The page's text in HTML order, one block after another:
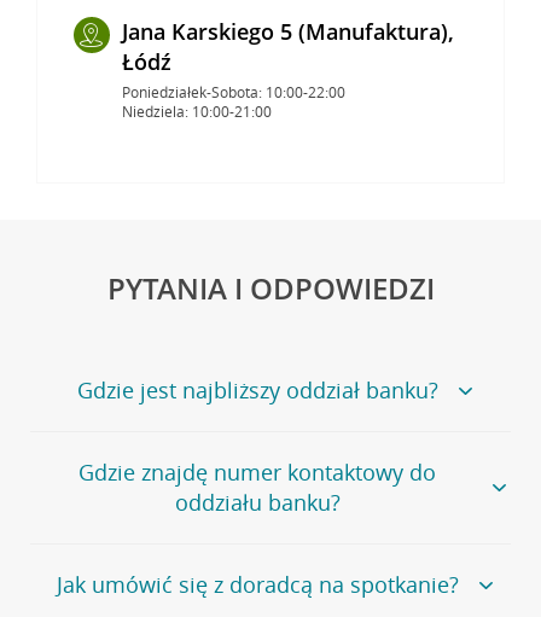
Jana Karskiego 5 (Manufaktura),
Łódź
Poniedziałek-Sobota: 10:00-22:00
Niedziela: 10:00-21:00
PYTANIA I ODPOWIEDZI
Gdzie jest najbliższy oddział banku?
Jeśli szukasz oddziału naszego banku, zapraszamy na
stronęPlacówki i bankomaty, na której znajduje się
wygodna wyszukiwarka.
oddziałów
Gdzie znajdę numer kontaktowy do
oddziału banku?
Bank Credit Agricole nie udostępnia ogólnego numeru
telefonu do placówki bankowej.
Jak umówić się z doradcą na spotkanie?